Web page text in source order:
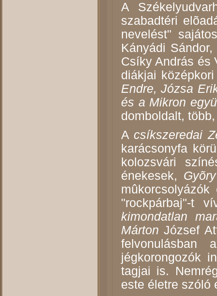
A
szabadtéri
nevelést"
Kányádi
Csíky András és
diákjai
Endre, Józsa
és a Mikron
domboldalt,
A csíkszeredai
karácsonyfa
kolozsvári
énekesek,
"rockpárbaj"-t
kimondatlan
MártonJózsef
felvonulásban
jégkorongozók
tagjai is.
este életre szóló